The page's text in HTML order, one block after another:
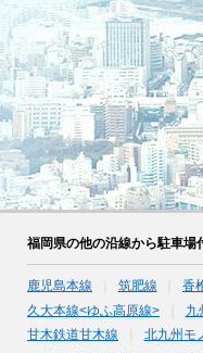
福岡県の他の沿線から駐車場
鹿児島本線 筑肥線 香
久大本線<ゆふ高原線>
九
甘木鉄道甘木線
北九州モ